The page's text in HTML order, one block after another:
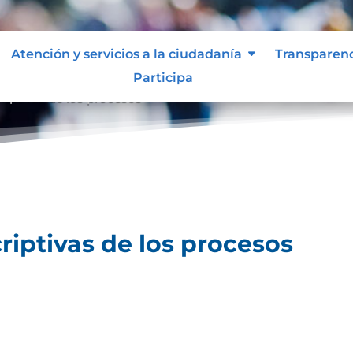
Atención y servicios a la ciudadanía
Participa
de los procesos
de los procesos